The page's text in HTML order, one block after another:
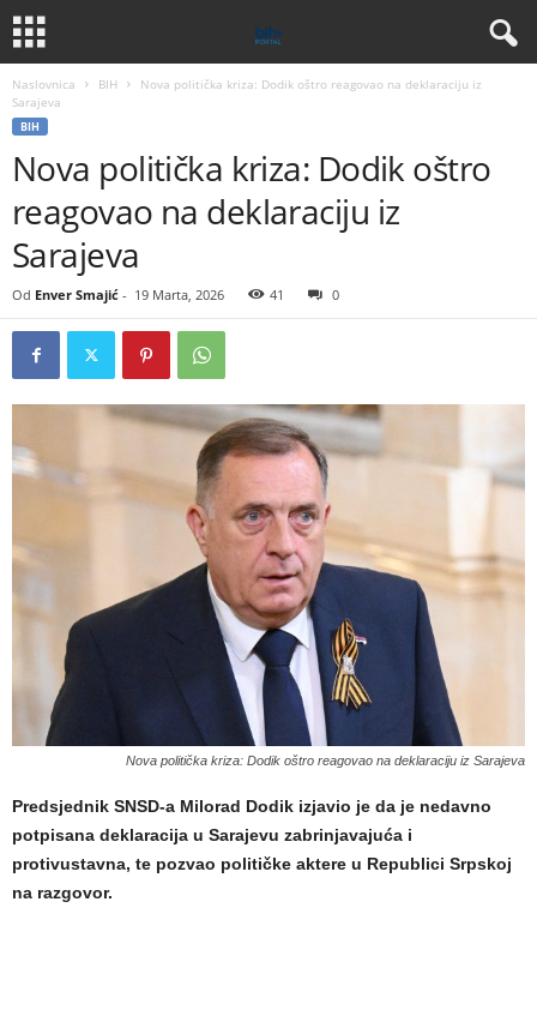
Naslovnica BIH
Nova politička kriza: Dodik oštro reagovao na deklaraciju iz
Sarajeva
BIH
Nova politička kriza: Dodik oštro
reagovao na deklaraciju iz
Sarajeva
Od Enver Smajić - 19 Marta, 2026 41 0
Nova politička kriza: Dodik oštro reagovao na deklaraciju iz Sarajeva
Predsjednik SNSD-a Milorad Dodik izjavio je da je nedavno
potpisana deklaracija u Sarajevu zabrinjavajuća i
protivustavna, te pozvao političke aktere u Republici Srpskoj
na razgovor.